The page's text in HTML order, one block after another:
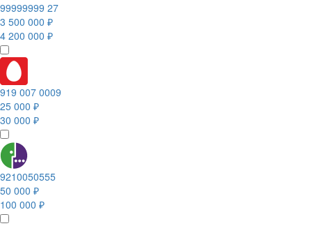
99999999 27
3 500 000 ₽
4 200 000 ₽
919 007 0009
25 000 ₽
30 000 ₽
9210050555
50 000 ₽
100 000 ₽